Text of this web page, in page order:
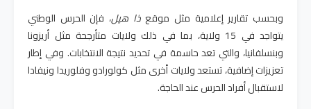
وبحسب تقارير إعلامية مثل موقعذا هيل، فإن الحرس الوطني
يتواجد في 15 ولاية، بما في ذلك ولايات متأرجحة مثل أريزونا
وبنسلفانيا، والتي تعد حاسمة في تحديد نتيجة الانتخابات. وفي إطار
تعزيزات إضافية، تستعد ولايات أخرى مثل كولورادو وفلوريدا ونيفادا
لاستقبال أفراد الحرس عند الحاجة.